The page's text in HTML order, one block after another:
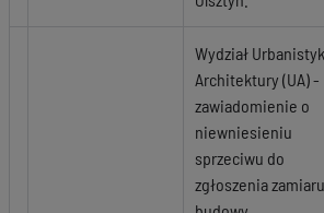
Wydział
Architektury (UA) -
zawiadomienie o
niewniesieniu
sprzeciwu do
zgłoszenia zamiaru